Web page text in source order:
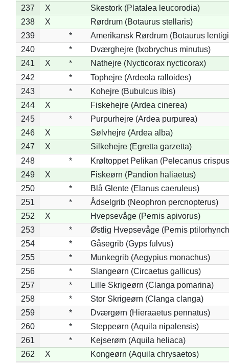
237 X
Skestork (Platalea leucorodia)
238
X
Rørdrum (Botaurus stellaris)
239
*
Amerikansk Rørdrum (Botaurus
240
*
Dværghejre (Ixobrychus minutus)
241
X *
Nathejre (Nycticorax nycticorax)
242
*
Tophejre (Ardeola ralloides)
243
*
Kohejre (Bubulcus ibis)
244
X
Fiskehejre (Ardea cinerea)
245
*
Purpurhejre (Ardea purpurea)
246
X
Sølvhejre (Ardea alba)
247
X
Silkehejre (Egretta garzetta)
248
*
Krøltoppet Pelikan (Pelecanus
249
X
Fiskeørn (Pandion haliaetus)
250
*
Blå Glente (Elanus caeruleus)
251
*
Ådselgrib (Neophron percnopterus)
252
X
Hvepsevåge (Pernis apivorus)
253
*
Østlig Hvepsevåge (Pernis
254
*
Gåsegrib (Gyps fulvus)
255
*
Munkegrib (Aegypius monachus)
256
*
Slangeørn (Circaetus gallicus)
257
*
Lille Skrigeørn (Clanga pomarina)
258
*
Stor Skrigeørn (Clanga clanga)
259
*
Dværgørn (Hieraaetus pennatus)
260
*
Steppeørn (Aquila nipalensis)
261
*
Kejserørn (Aquila heliaca)
262
X
Kongeørn (Aquila chrysaetos)